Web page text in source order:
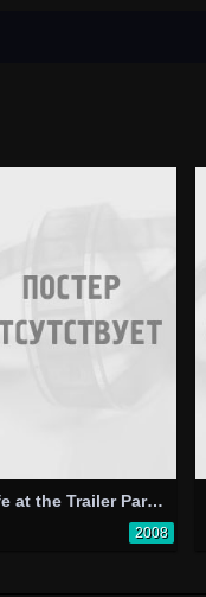
Life at the Trailer Park of Terror
2008